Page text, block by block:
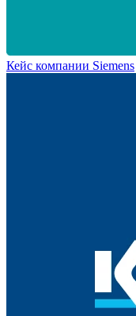
Кейс компании Siemens